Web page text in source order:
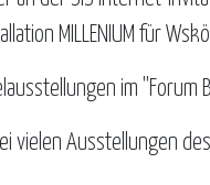
MILLENIUM für
im "Forum
vielen Ausstellungen des